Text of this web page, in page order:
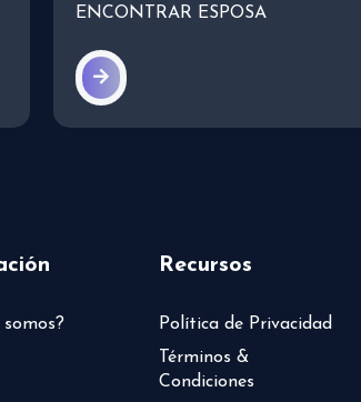
ENCONTRAR ESPOSA
somos?
Recursos
Política de Privacidad
Términos &
Condiciones